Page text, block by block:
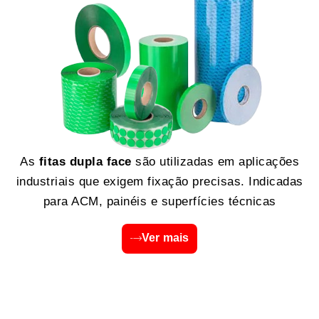
As fitas dupla face são utilizadas em aplicações
industriais que exigem fixação precisas. Indicadas
para ACM, painéis e superfícies técnicas
Ver mais